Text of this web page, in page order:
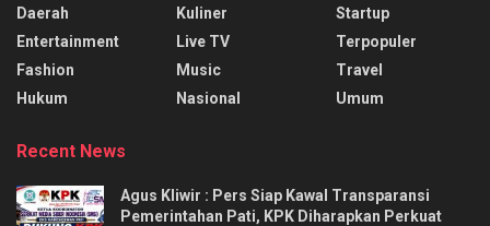
Daerah
Entertainment
Fashion
Hukum
Kuliner
Live TV
Music
Nasional
Startup
Terpopuler
Travel
Umum
Recent News
Agus Kliwir : Pers Siap Kawal Transparansi
Pemerintahan Pati, KPK Diharapkan Perkuat